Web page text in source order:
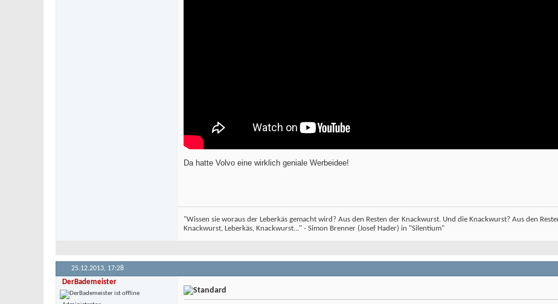
Da hatte Volvo eine wirklich geniale Werbeidee!
"Wissen sie woraus der Leberkäs gemacht wird? Aus den Resten der Knackwurst. Und die Knackwurst? Aus den
Knackwurst, Leberkäs, Knackwurst..." - Simon Brenner (Josef Hader) in "Silentium"
25.12.2013, 17:28
DerBademeister